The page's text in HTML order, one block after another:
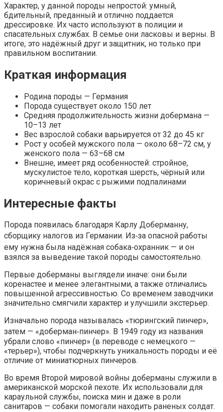
Характер, у данной породы непростой: умный,
бдительный, преданный и отлично поддается
дрессировке. Их часто используют в полиции и
спасательных службах. В семье они ласковы и верны. В
итоге, это надёжный друг и защитник, но только при
правильном воспитании.
Краткая информация
Родина породы — Германия
Порода существует около 150 лет
Средняя продолжительность жизни добермана —
10–13 лет
Вес взрослой собаки варьируется от 32 до 45 кг
Рост у особей мужского пола — около 68–72 см, у
женского пола — 63–68 см
Внешне, имеет ряд особенностей: стройное,
мускулистое тело, короткая шерсть, чёрный или
коричневый окрас с рыжими подпалинами
Интересные факты
Порода появилась благодаря Карлу Доберманну,
сборщику налогов из Германии. Из‑за опасной работы
ему нужна была надёжная собака‑охранник — и он
взялся за выведение такой породы самостоятельно.
Первые доберманы выглядели иначе: они были
коренастее и менее элегантными, а также отличались
повышенной агрессивностью. Со временем заводчики
значительно смягчили характер и улучшили экстерьер.
Изначально порода называлась «тюрингский пинчер»,
затем — «доберман‑пинчер». В 1949 году из названия
убрали слово «пинчер» (в переводе с немецкого —
«терьер»), чтобы подчеркнуть уникальность породы и её
отличие от миниатюрных пинчеров.
Во время Второй мировой войны доберманы служили в
американской морской пехоте. Их использовали для
караульной службы, поиска мин и даже в роли
санитаров — собаки помогали находить раненых солдат.